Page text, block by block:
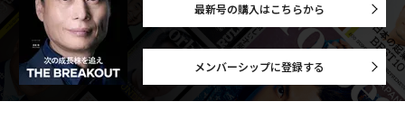
最新号の購入はこちらから
メンバーシップに登録する